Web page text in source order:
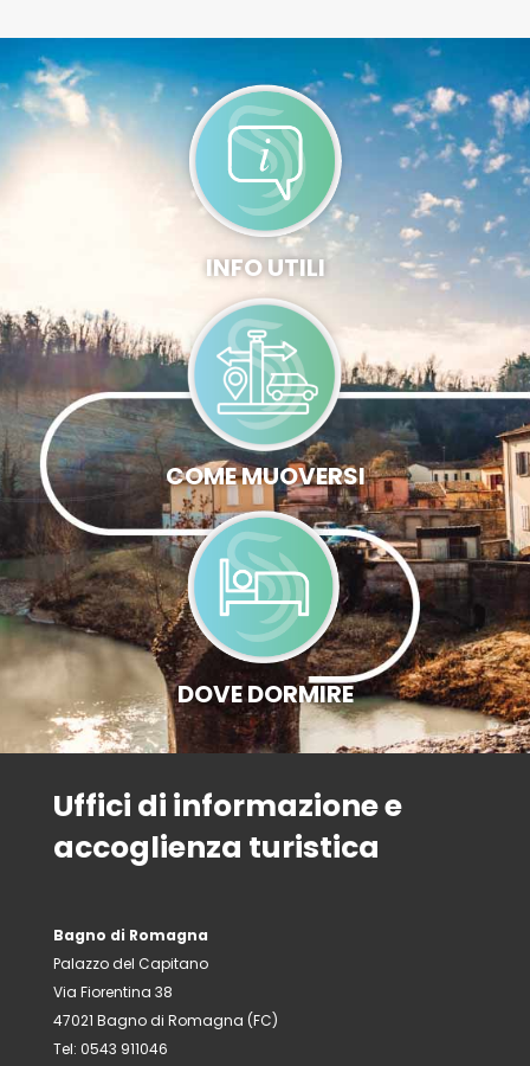
INFO UTILI
COME MUOVERSI
DOVE DORMIRE
Uffici di informazione e
accoglienza turistica
Bagno di Romagna
Palazzo del Capitano
Via Fiorentina 38
47021 Bagno di Romagna (FC)
Tel: 0543 911046